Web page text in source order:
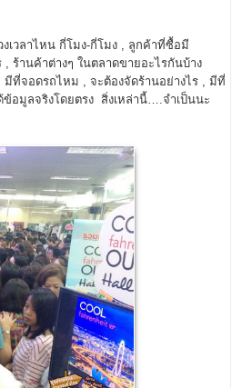
วลาไหน กี่โมง-กี่โมง , ลูกค้าที่ซื้อมี
ร้านค้าต่างๆ ในตลาดขายอะไรกันบ้าง
ที่จอดรถไหม , จะต้องจัดร้านอย่างไร , มีที่
อมูลจริงโดยตรง สิ่งเหล่านี้….จำเป็นนะ